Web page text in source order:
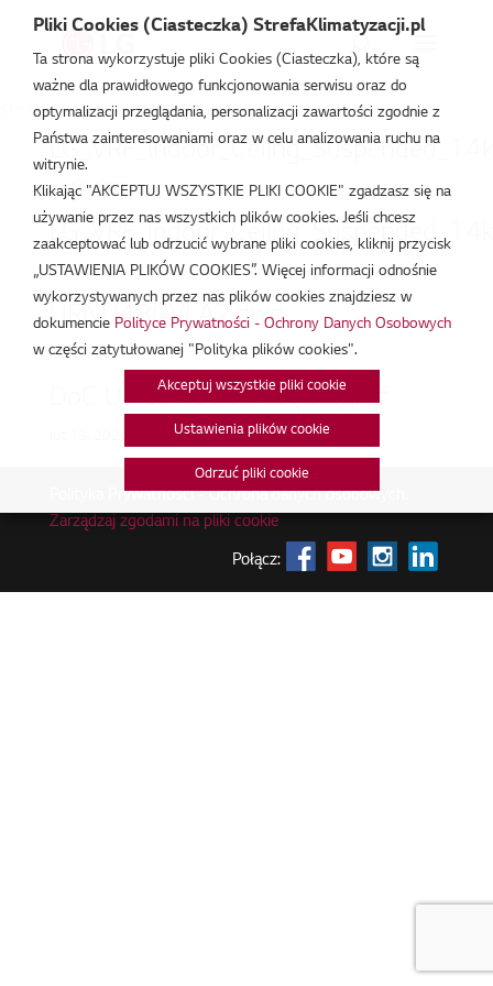
Strefa Klimatyzacji /URNU48GVLA2
lut 20, 2026
lut 20, 2026
URNU48GVLA2.dwg
lut 19, 2026
DoC URNU48GVLA2 (ML).pdf
Polityka Prywatności - Ochrona danych osobowych.
Zarządzaj zgodami na pliki cookie
Połącz:
Pliki Cookies (Ciasteczka) StrefaKlimatyzacji.pl
Ta strona wykorzystuje pliki Cookies (Ciasteczka), które są
ważne dla prawidłowego funkcjonowania serwisu oraz do
optymalizacji przeglądania, personalizacji zawartości zgodnie z
Państwa zainteresowaniami oraz w celu analizowania ruchu na
witrynie.
Klikając "AKCEPTUJ WSZYSTKIE PLIKI COOKIE" zgadzasz się na
używanie przez nas wszystkich plików cookies. Jeśli chcesz
zaakceptować lub odrzucić wybrane pliki cookies, kliknij przycisk
„USTAWIENIA PLIKÓW COOKIES”. Więcej informacji odnośnie
wykorzystywanych przez nas plików cookies znajdziesz w
dokumencie Polityce Prywatności - Ochrony Danych Osobowych
w części zatytułowanej "Polityka plików cookies".
Akceptuj wszystkie pliki cookie
Ustawienia plików cookie
Odrzuć pliki cookie